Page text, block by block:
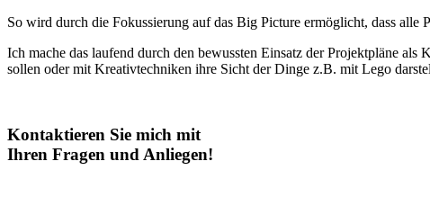
So wird durch die Fokussierung auf das Big Picture ermöglicht, dass alle
Ich mache das laufend durch den bewussten Einsatz der Projektpläne
sollen oder mit Kreativtechniken ihre Sicht der Dinge z.B. mit Lego
Kontaktieren Sie mich mit
Ihren Fragen und Anliegen!